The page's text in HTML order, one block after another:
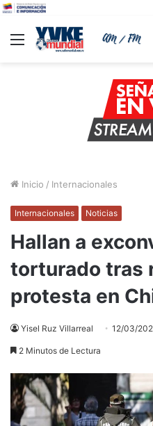
Menu
Inicio / Internacionales
Internacionales Noticias
Hallan a
torturado tras
protesta en
Yisel Ruz Villarreal 12/03/
2 Minutos de Lectura